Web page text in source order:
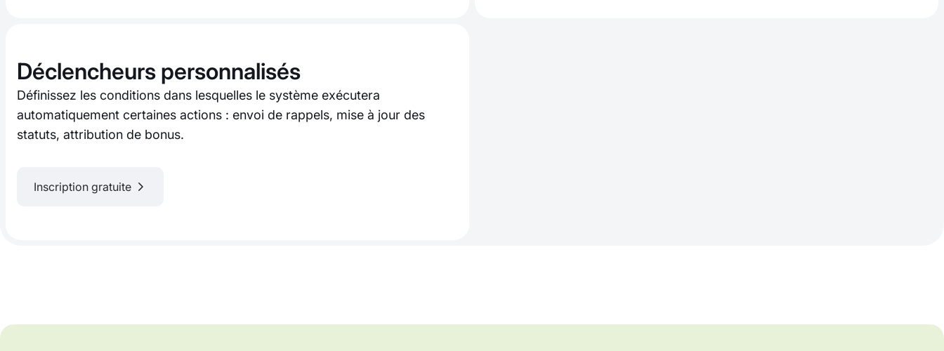
Déclencheurs personnalisés
Définissez les conditions dans lesquelles le système exécutera
automatiquement certaines actions : envoi de rappels, mise à jour des
statuts, attribution de bonus.
Inscription gratuite